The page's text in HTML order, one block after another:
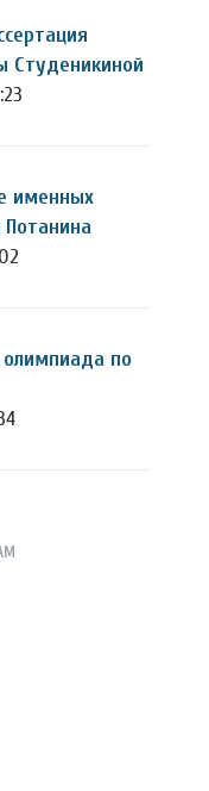
Студеникиной
именных
олимпиада по